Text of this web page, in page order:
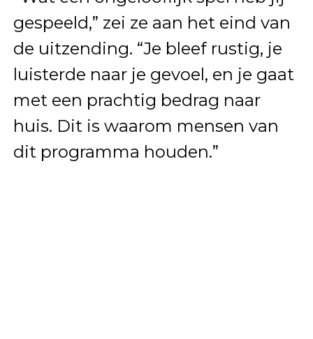
gespeeld,” zei ze aan het eind van
de uitzending. “Je bleef rustig, je
luisterde naar je gevoel, en je gaat
met een prachtig bedrag naar
huis. Dit is waarom mensen van
dit programma houden.”